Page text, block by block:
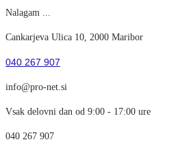
Nalagam ...
Cankarjeva Ulica 10, 2000 Maribor
040 267 907
info@pro-net.si
Vsak delovni dan od 9:00 - 17:00 ure
040 267 907